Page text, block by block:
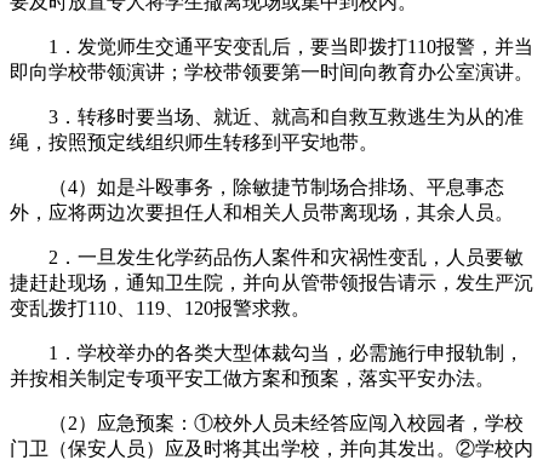
1．发觉师生交通平安变乱后，要当即拨打110报警，并当
即向学校带领演讲；学校带领要第一时间向教育办公室演讲。
3．转移时要当场、就近、就高和自救互救逃生为从的准
绳，按照预定线组织师生转移到平安地带。
（4）如是斗殴事务，除敏捷节制场合排场、平息事态
外，应将两边次要担任人和相关人员带离现场，其余人员。
2．一旦发生化学药品伤人案件和灾祸性变乱，人员要敏
捷赶赴现场，通知卫生院，并向从管带领报告请示，发生严沉
变乱拨打110、119、120报警求救。
1．学校举办的各类大型体裁勾当，必需施行申报轨制，
并按相关制定专项平安工做方案和预案，落实平安办法。
（2）应急预案：①校外人员未经答应闯入校园者，学校
门卫（保安人员）应及时将其出学校，并向其发出。②学校内